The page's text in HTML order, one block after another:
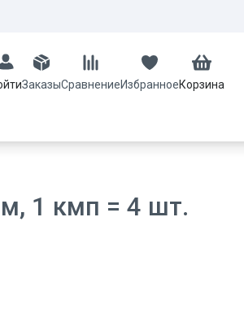
ЗаказыСравнениеИзбранноеКорзина
1 кмп = 4 шт.